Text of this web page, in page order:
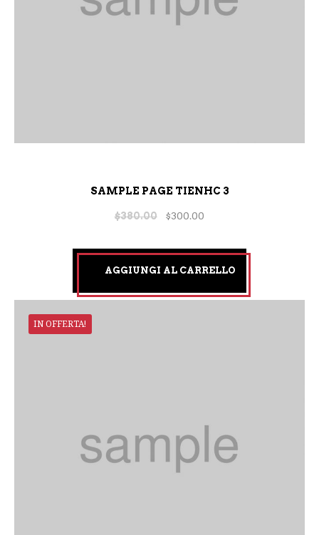
SAMPLE PAGE TIENHC 3
$380.00 $300.00
AGGIUNGI AL CARRELLO
IN OFFERTA!